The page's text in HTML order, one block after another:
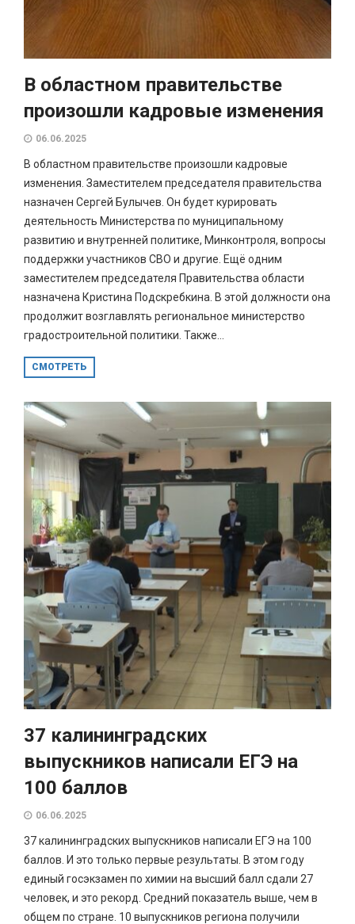
В областном правительстве
произошли кадровые изменения
06.06.2025
В областном правительстве произошли кадровые
изменения. Заместителем председателя правительства
назначен Сергей Булычев. Он будет курировать
деятельность Министерства по муниципальному
развитию и внутренней политике, Минконтроля, вопросы
поддержки участников СВО и другие. Ещё одним
заместителем председателя Правительства области
назначена Кристина Подскребкина. В этой должности она
продолжит возглавлять региональное министерство
градостроительной политики. Также...
СМОТРЕТЬ
37 калининградских
выпускников написали ЕГЭ на
100 баллов
06.06.2025
37 калининградских выпускников написали ЕГЭ на 100
баллов. И это только первые результаты. В этом году
единый госэкзамен по химии на высший балл сдали 27
человек, и это рекорд. Средний показатель выше, чем в
общем по стране. 10 выпускников региона получили